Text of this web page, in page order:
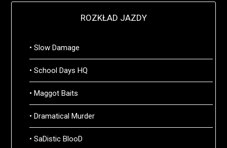
ROZKŁAD JAZDY
• Slow Damage
• School Days HQ
• Maggot Baits
• Dramatical Murder
• SaDistic BlooD